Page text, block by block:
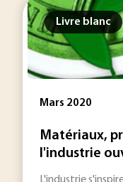
Livre blanc
Mars 2020
Matériaux,
l'industrie